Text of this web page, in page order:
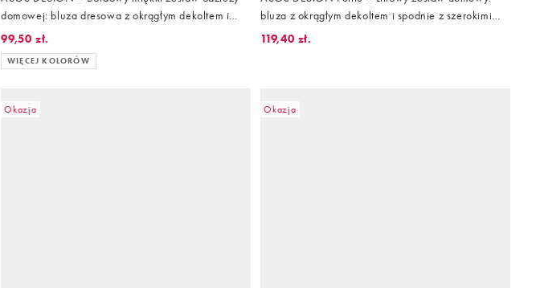
domowej: bluza dresowa z okrągłym dekoltem i
spodnie z szerokimi nogawkami
99,50 zł.
WIĘCEJ KOLORÓW
bluza z okrągłym dekoltem i spodnie z szerokimi
nogawkami
119,40 zł.
Okazja Okazja